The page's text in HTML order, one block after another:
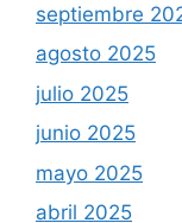
septiembre
agosto 2025
julio 2025
junio 2025
mayo 2025
abril 2025